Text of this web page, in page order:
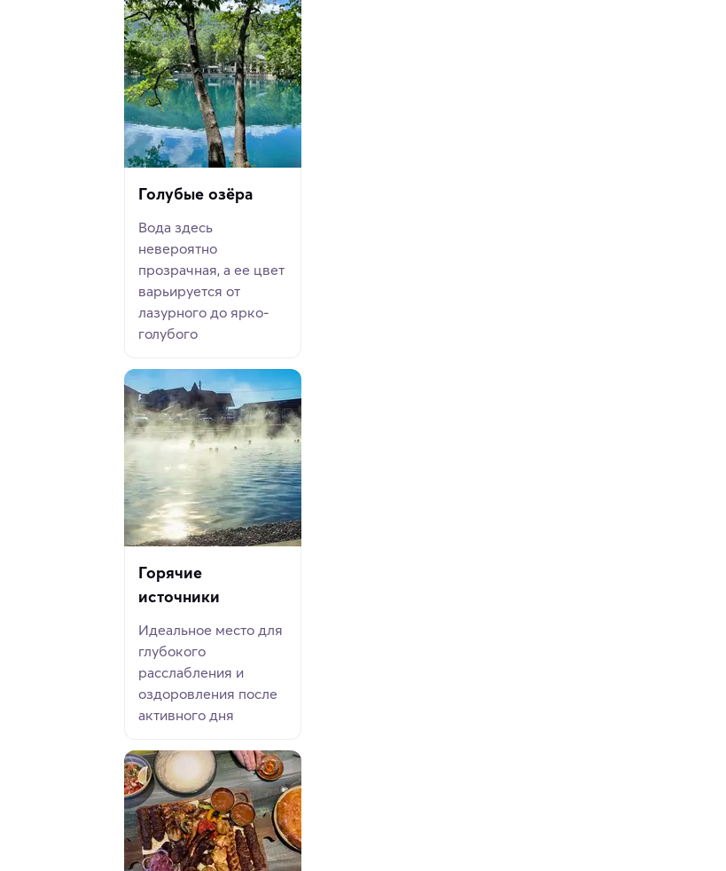
Голубые озёра
Вода здесь
невероятно
прозрачная, а ее цвет
варьируется от
лазурного до ярко-
голубого
Горячие
источники
Идеальное место для
глубокого
расслабления и
оздоровления после
активного дня